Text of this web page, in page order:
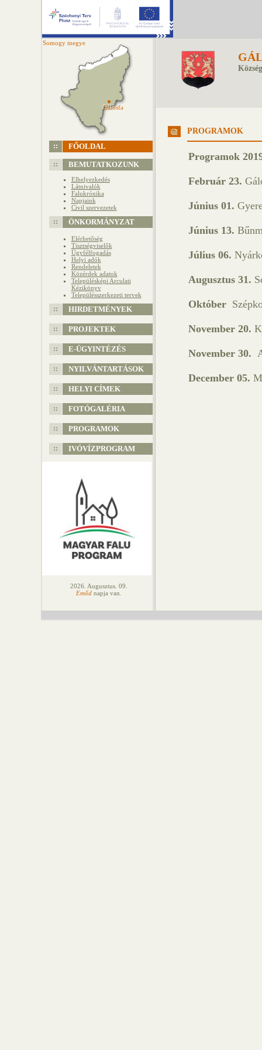
Somogy megye
Gálosfa
Gálosfa
FŐOLDAL
BEMUTATKOZUNK
Elhelyezkedés
Látnivalók
Falukrónika
Napjaink
Civil szervezetek
ÖNKORMÁNYZAT
Elérhetőség
Tisztségviselők
Ügyfélfogadás
Helyi adók
Rendeletek
Közérdek adatok
Településképi Arculati
Kézikönyv
Településszerkezeti tervek
HIRDETMÉNYEK
PROJEKTEK
E-ÜGYINTÉZÉS
NYILVÁNTARTÁSOK
HELYI CÍMEK
FOTÓGALÉRIA
PROGRAMOK
IVÓVÍZPROGRAM
2026. Augusztus. 09.
Emőd napja van.
PROGRAMOK
Programok
Február 23.
Június 01.
Június 13.
Július 06.
Augusztus 31.
Október
November 20.
November 30.
December 05.